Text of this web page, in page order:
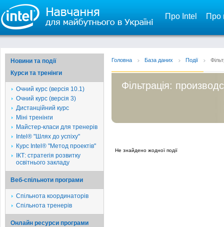
Про Intel Про
Новини та події
Курси та тренінги
Очний курс (версія 10.1)
Очний курс (версія 3)
Дистанційний курс
Міні тренінги
Майстер-класи для тренерів
Intel® "Шлях до успіху"
Курс Intel® "Метод проектів"
ІКТ: стратегія розвитку
освітнього закладу
Веб-спільноти програми
Спільнота координаторів
Спільнота тренерів
Онлайн ресурси програми
Головна База даних Події
Фільтрація:
Не знайдено жодної події